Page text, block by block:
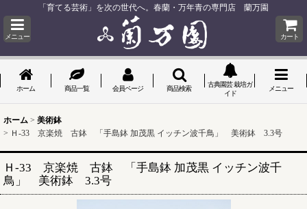
「育てる芸術」を次の世代へ。春蘭・万年青の専門店 蘭万園
メニュー カート
ホーム 商品一覧 会員ページ 商品検索
古典園芸 栽培ガ
イド
メニュー
ホーム > 美術鉢
> Ｈ-33 京楽焼 古鉢 「手島鉢 加茂黒 イッチン波千鳥」 美術鉢 3.3号
Ｈ-33 京楽焼 古鉢 「手島鉢 加茂黒 イッチン波千
鳥」 美術鉢 3.3号